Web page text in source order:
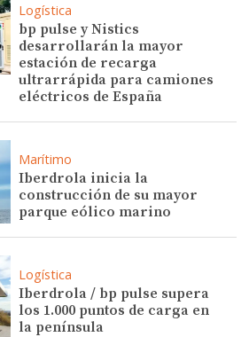
Logística
bp pulse y Nistics
desarrollarán la mayor
estación de recarga
ultrarrápida para camiones
eléctricos de España
Marítimo
Iberdrola inicia la
construcción de su mayor
parque eólico marino
Logística
Iberdrola / bp pulse supera
los 1.000 puntos de carga en
la península